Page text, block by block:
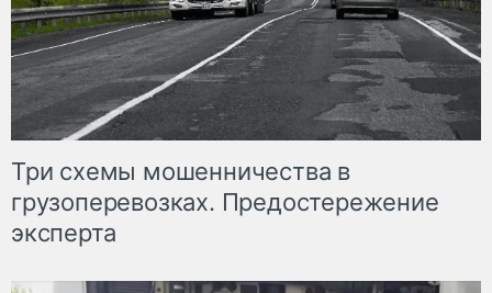
Три схемы мошенничества в
грузоперевозках. Предостережение
эксперта